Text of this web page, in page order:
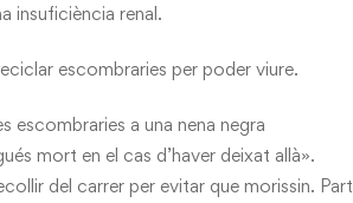
insuficiència renal.
escombraries per poder viure.
escombraries a una nena negra
mort en el cas d’haver deixat allà».
del carrer per evitar que morissin. Part